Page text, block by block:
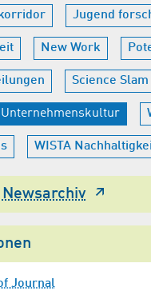
Jugend
New Work
Science Slam
Unternehmenskultur
WISTA
Journal